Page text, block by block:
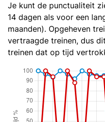
Je kunt de punctualiteit
14 dagen als voor een
maanden). Opgeheven
vertraagde treinen, dus
treinen dat op tijd